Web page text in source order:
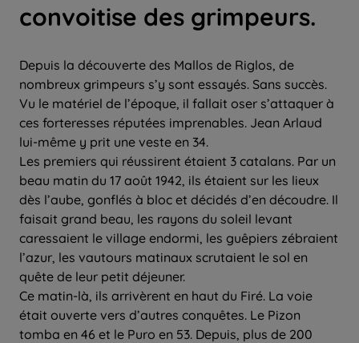
convoitise des grimpeurs.
Depuis la découverte des Mallos de Riglos, de
nombreux grimpeurs s’y sont essayés. Sans succès.
Vu le matériel de l’époque, il fallait oser s’attaquer à
ces forteresses réputées imprenables. Jean Arlaud
lui-même y prit une veste en 34.
Les premiers qui réussirent étaient 3 catalans. Par un
beau matin du 17 août 1942, ils étaient sur les lieux
dès l’aube, gonflés à bloc et décidés d’en découdre. Il
faisait grand beau, les rayons du soleil levant
caressaient le village endormi, les guêpiers zébraient
l’azur, les vautours matinaux scrutaient le sol en
quête de leur petit déjeuner.
Ce matin-là, ils arrivèrent en haut du Firé. La voie
était ouverte vers d’autres conquêtes. Le Pizon
tomba en 46 et le Puro en 53. Depuis, plus de 200